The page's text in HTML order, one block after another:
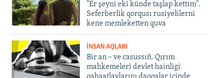
"Er şeyni eki künde taşlap kettim".
Seferberlik qorqusı rusiyelilerni
kene memleketten quva
İNSAN AQLARI
Bir an – ve casussıñ. Qırım
mahkemeleri devlet hainligi